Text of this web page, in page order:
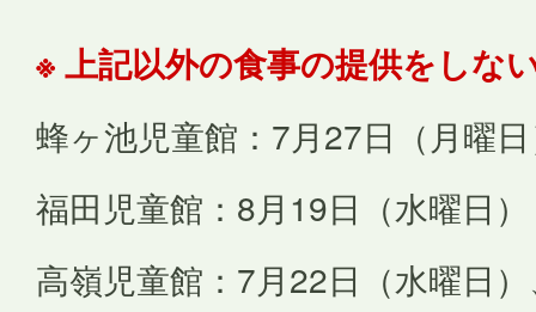
※ 上記以外の食事の提供をしな
蜂ヶ池児童館：7月27日（月曜
福田児童館：8月19日（水曜日）
高嶺児童館：7月22日（水曜日